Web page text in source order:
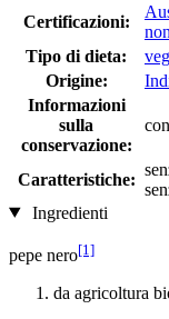
Certificazioni:
Tipo di dieta:
Origine:
Informazioni
sulla
conservazione:
Caratteristiche:
Ingredienti
pepe nero[1]
da agricoltura